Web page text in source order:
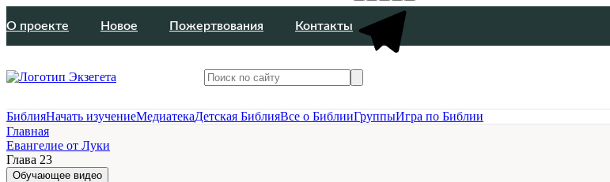
О проекте Новое Пожертвования Контакты
БиблияНачать изучениеМедиатекаДетская БиблияВсе о БиблииГруппыИгра по Библии
Главная
Евангелие от Луки
Глава 23
Обучающее видео